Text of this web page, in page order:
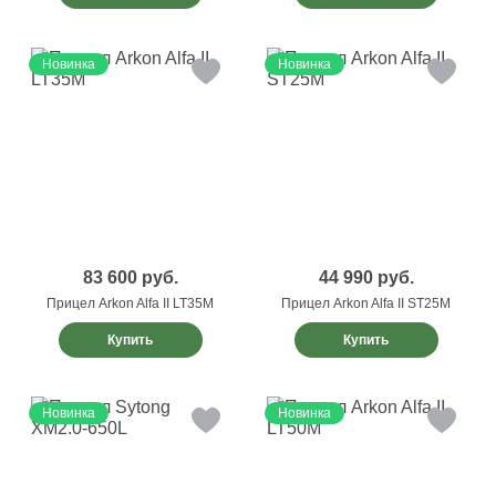
Новинка
83 600 руб.
Прицел Arkon Alfa II LT35M
Купить
Новинка
44 990 руб.
Прицел Arkon Alfa II ST25M
Купить
Новинка Новинка